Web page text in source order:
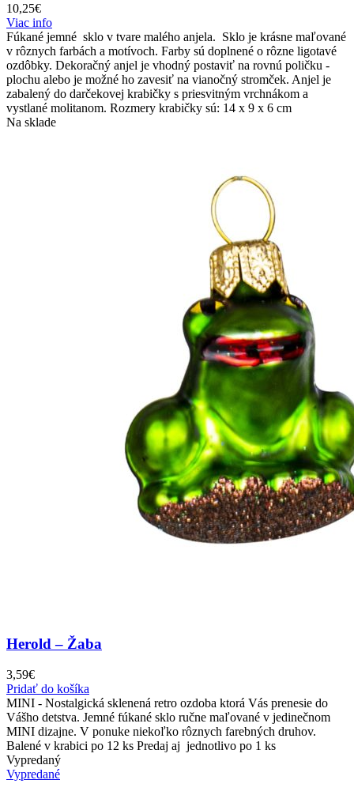
10,25€
Viac info
Fúkané jemné sklo v tvare malého anjela. Sklo je krásne maľované
v rôznych farbách a motívoch. Farby sú doplnené o rôzne ligotavé
ozdôbky. Dekoračný anjel je vhodný postaviť na rovnú poličku -
plochu alebo je možné ho zavesiť na vianočný stromček. Anjel je
zabalený do darčekovej krabičky s priesvitným vrchnákom a
vystlané molitanom. Rozmery krabičky sú: 14 x 9 x 6 cm
Na sklade
Herold – Žaba
3,59€
Pridať do košíka
MINI - Nostalgická sklenená retro ozdoba ktorá Vás prenesie do
Vášho detstva. Jemné fúkané sklo ručne maľované v jedinečnom
MINI dizajne. V ponuke niekoľko rôznych farebných druhov.
Balené v krabici po 12 ks Predaj aj jednotlivo po 1 ks
Vypredaný
Vypredané